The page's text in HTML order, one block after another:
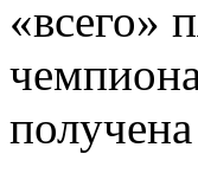
«всего»